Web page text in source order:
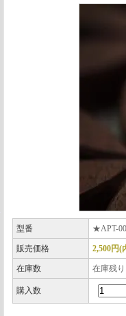
型番 ★APT-
販売価格 2,500円(
在庫数 在庫残
購入数